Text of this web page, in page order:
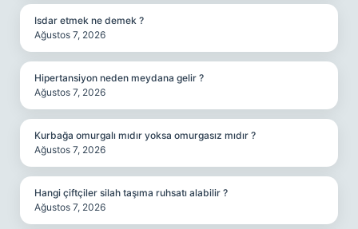
Isdar etmek ne demek ?
Ağustos 7, 2026
Hipertansiyon neden meydana gelir ?
Ağustos 7, 2026
Kurbağa omurgalı mıdır yoksa omurgasız mıdır ?
Ağustos 7, 2026
Hangi çiftçiler silah taşıma ruhsatı alabilir ?
Ağustos 7, 2026